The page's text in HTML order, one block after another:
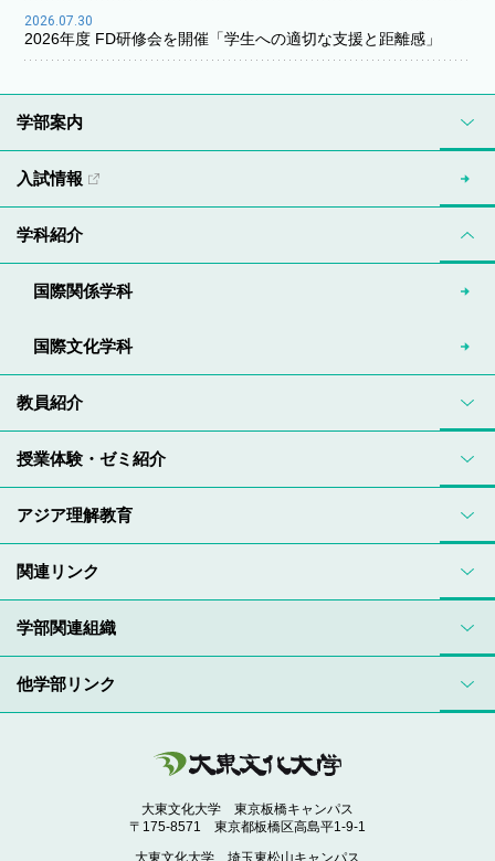
2026.07.30
2026年度 FD研修会を開催「学生への適切な支援と距離感」
学部関連組織
他学部リンク
大東文化大学 東京板橋キャンパス
〒175-8571 東京都板橋区高島平1-9-1
大東文化大学 埼玉東松山キャンパス
学部案内
入試情報
学科紹介
国際関係学科
国際文化学科
教員紹介
授業体験・ゼミ紹介
アジア理解教育
関連リンク